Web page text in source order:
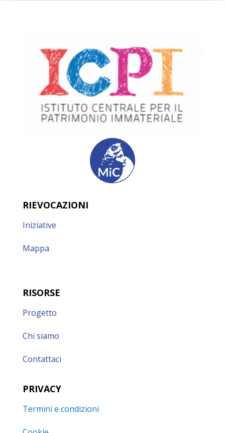
RIEVOCAZIONI
Iniziative
Mappa
RISORSE
Progetto
Chi siamo
Contattaci
PRIVACY
Termini e condizioni